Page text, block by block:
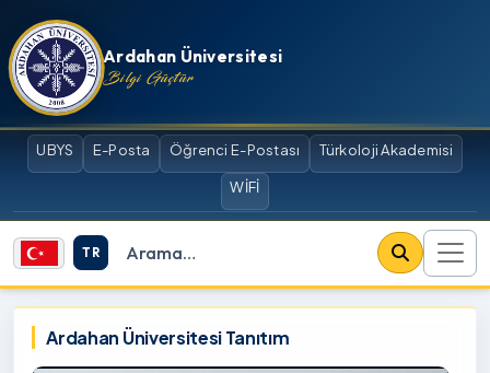
İçeriğe atla
Ardahan Üniversitesi
Bilgi Güçtür
UBYS E-Posta Öğrenci E-Postası Türkoloji Akademisi
WİFİ
TR
Site içi arama
Ardahan Üniversitesi
Ardahan Üniversitesi Tanıtım